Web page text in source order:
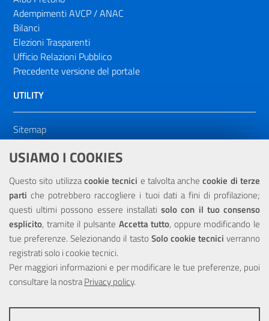
USIAMO I COOKIES
Questo sito utilizzacookie tecnici e talvolta anchecookie di terze
parti che potrebbero raccogliere i tuoi dati a fini di profilazione;
questi ultimi possono essere installatisolo con il tuo consenso
esplicito, tramite il pulsante Accetta tutto, oppure modificando le
tue preferenze. Selezionando il tasto Solo cookie tecnici verranno
registrati solo i cookie tecnici.
Per maggiori informazioni e per modificare le tue preferenze, puoi
consultare la nostraPrivacy policy.
Adempimenti AVCP / ANAC
Bilanci
Elezioni Trasparenti
Ufficio Relazioni Pubblico
Precedente versione del portale
UTILITY
Sitemap
Dichiarazione di accessibilità
NOTE LEGALI
Privacy
Portale realizzato con la partecipazione finanziaria dell'Unione
Europea tramite i fondi del POR Sicilia 2000/2006 Misura 6.05 -